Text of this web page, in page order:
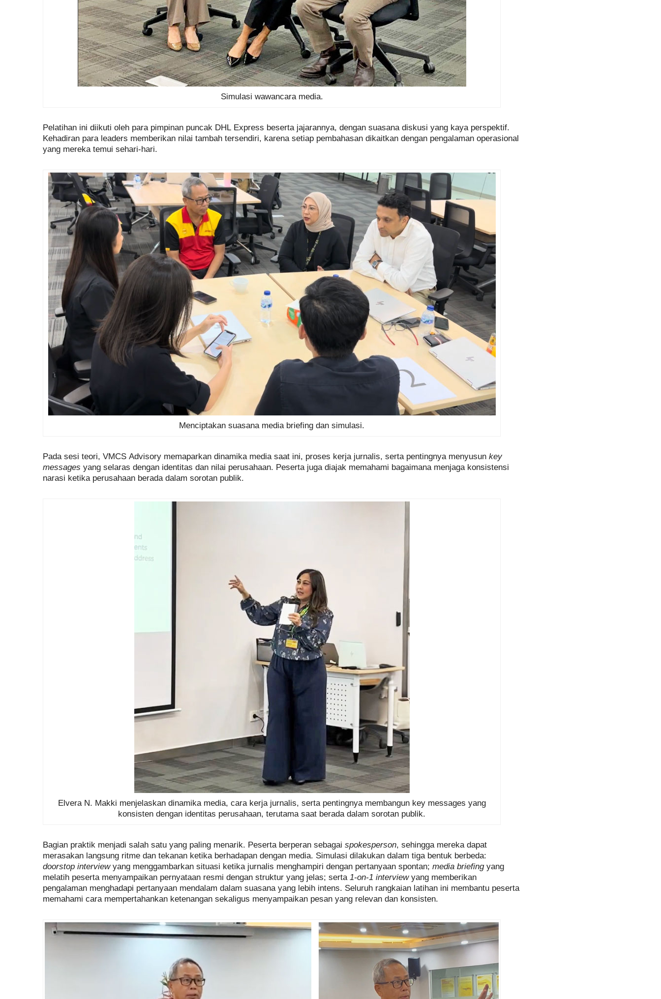
Simulasi wawancara media.
Pelatihan ini diikuti oleh para pimpinan puncak DHL Express beserta jajarannya, dengan suasana diskusi yang kaya perspektif.
Kehadiran para leaders memberikan nilai tambah tersendiri, karena setiap pembahasan dikaitkan dengan pengalaman operasional
yang mereka temui sehari-hari.
Menciptakan suasana media briefing dan simulasi.
Pada sesi teori, VMCS Advisory memaparkan dinamika media saat ini, proses kerja jurnalis, serta pentingnya menyusun key
messages yang selaras dengan identitas dan nilai perusahaan. Peserta juga diajak memahami bagaimana menjaga konsistensi
narasi ketika perusahaan berada dalam sorotan publik.
Elvera N. Makki menjelaskan dinamika media, cara kerja jurnalis, serta pentingnya membangun key messages yang
konsisten dengan identitas perusahaan, terutama saat berada dalam sorotan publik.
Bagian praktik menjadi salah satu yang paling menarik. Peserta berperan sebagai spokesperson, sehingga mereka dapat
merasakan langsung ritme dan tekanan ketika berhadapan dengan media. Simulasi dilakukan dalam tiga bentuk berbeda:
doorstop interviewyang menggambarkan situasi ketika jurnalis menghampiri dengan pertanyaan spontan; media briefingyang
melatih peserta menyampaikan pernyataan resmi dengan struktur yang jelas; serta 1-on-1 interviewyang memberikan
pengalaman menghadapi pertanyaan mendalam dalam suasana yang lebih intens. Seluruh rangkaian latihan ini membantu peserta
memahami cara mempertahankan ketenangan sekaligus menyampaikan pesan yang relevan dan konsisten.